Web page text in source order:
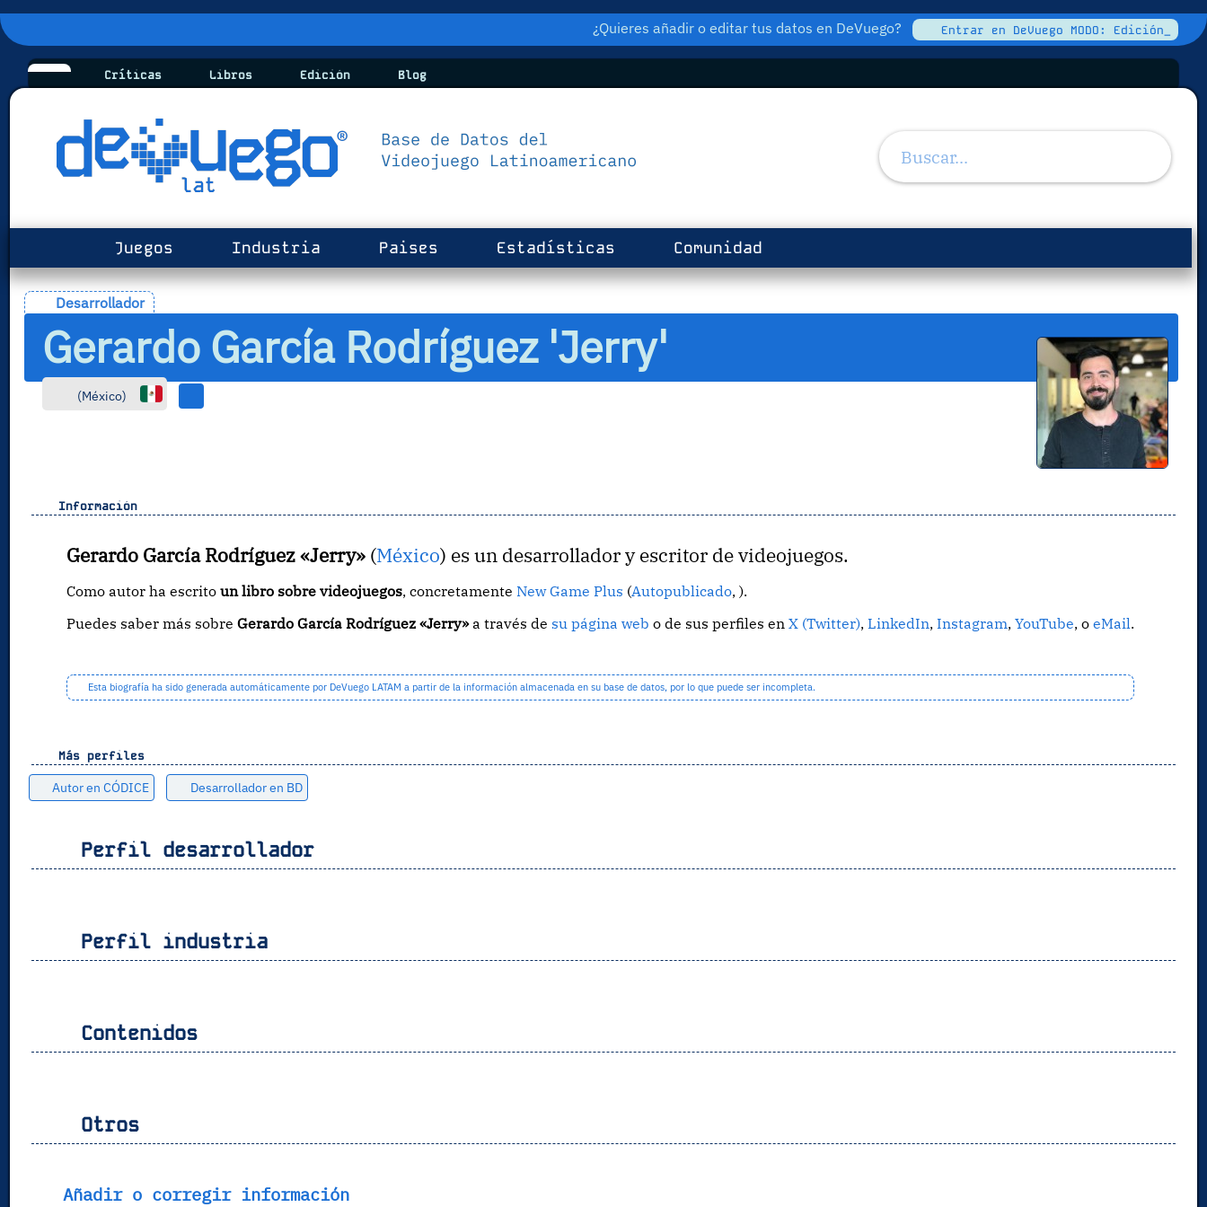
¿Quieres añadir o editar tus datos en DeVuego? Entrar en DeVuego MODO: Edición_
Críticas Libros Edición Blog
Juegos Industria Paises Estadísticas Comunidad
Desarrollador
Gerardo García Rodríguez 'Jerry'
(México)
Información
Gerardo García Rodríguez «Jerry»(México) es un desarrollador y escritor de videojuegos.
Como autor ha escrito un libro sobre videojuegos, concretamente New Game Plus (Autopublicado, ).
Puedes saber más sobre Gerardo García Rodríguez «Jerry»a través de su página web o de sus perfiles en X (Twitter), LinkedIn, Instagram, YouTube, o eMail.
Esta biografía ha sido generada automáticamente por DeVuego LATAM a partir de la información almacenada en su base de datos, por lo que puede ser incompleta.
Más perfiles
Autor en CÓDICE Desarrollador en BD
Perfil desarrollador
Perfil industria
Contenidos
Otros
Añadir o corregir información